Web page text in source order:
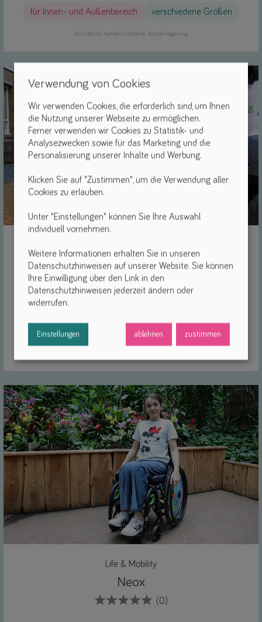
für Innen- und Außenbereich verschiedene Größen
Rollstühle Kantelrollstühle Körperlagerung
Match
(0)
transportgeeignet
Life & Mobility
Neox
(0)
Verwendung von Cookies
Wir verwenden Cookies, die erforderlich sind, um Ihnen
die Nutzung unserer Webseite zu ermöglichen.
Ferner verwenden wir Cookies zu Statistik- und
Analysezwecken sowie für das Marketing und die
Personalisierung unserer Inhalte und Werbung.
Klicken Sie auf "Zustimmen", um die Verwendung aller
Cookies zu erlauben.
Unter "Einstellungen" können Sie Ihre Auswahl
individuell vornehmen.
Weitere Informationen erhalten Sie in unseren
Datenschutzhinweisen auf unserer Website. Sie können
Ihre Einwilligung über den Link in den
Datenschutzhinweisen jederzeit ändern oder
widerrufen.
Einstellungen ablehnen zustimmen